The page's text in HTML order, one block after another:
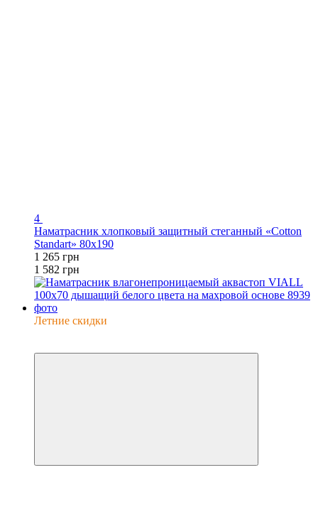
4
Наматрасник хлопковый защитный стеганный «Cotton
Standart» 80х190
1 265 грн
1 582 грн
Летние скидки